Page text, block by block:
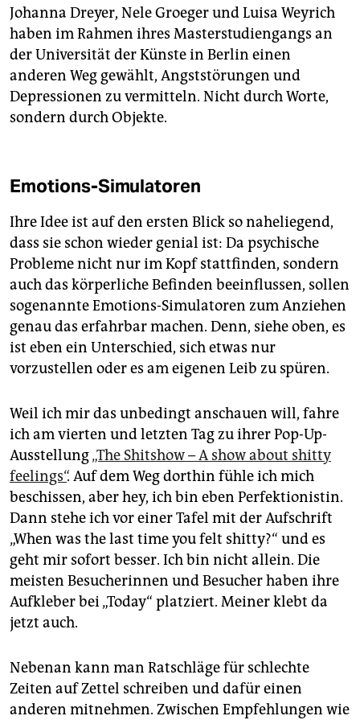
Johanna Dreyer, Nele Groeger und Luisa Weyrich
haben im Rahmen ihres Masterstudiengangs an
der Universität der Künste in Berlin einen
anderen Weg gewählt, Angststörungen und
Depressionen zu vermitteln. Nicht durch Worte,
sondern durch Objekte.
Emotions-Simulatoren
Ihre Idee ist auf den ersten Blick so naheliegend,
dass sie schon wieder genial ist: Da psychische
Probleme nicht nur im Kopf stattfinden, sondern
auch das körperliche Befinden beeinflussen, sollen
sogenannte Emotions-Simulatoren zum Anziehen
genau das erfahrbar machen. Denn, siehe oben, es
ist eben ein Unterschied, sich etwas nur
vorzustellen oder es am eigenen Leib zu spüren.
Weil ich mir das unbedingt anschauen will, fahre
ich am vierten und letzten Tag zu ihrer Pop-Up-
Ausstellung„The Shitshow – A show about shitty
feelings“. Auf dem Weg dorthin fühle ich mich
beschissen, aber hey, ich bin eben Perfektionistin.
Dann stehe ich vor einer Tafel mit der Aufschrift
„When was the last time you felt shitty?“ und es
geht mir sofort besser. Ich bin nicht allein. Die
meisten Besucherinnen und Besucher haben ihre
Aufkleber bei „Today“ platziert. Meiner klebt da
jetzt auch.
Nebenan kann man Ratschläge für schlechte
Zeiten auf Zettel schreiben und dafür einen
anderen mitnehmen. Zwischen Empfehlungen wie